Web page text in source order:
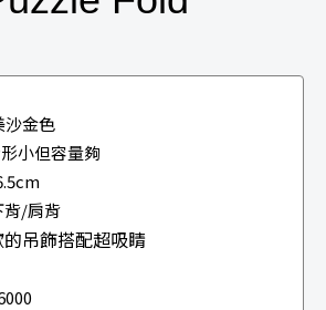
沙金色
小但容量夠
背/肩背
吊飾搭配超吸睛